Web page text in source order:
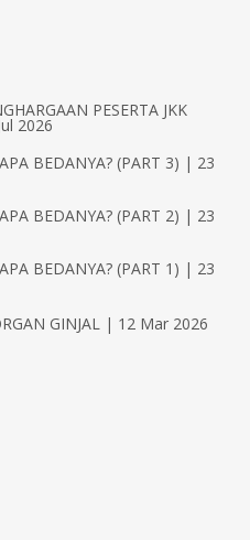
PESERTA JKK
2026
BEDANYA? (PART 3) | 23
BEDANYA? (PART 2) | 23
BEDANYA? (PART 1) | 23
GINJAL | 12 Mar 2026